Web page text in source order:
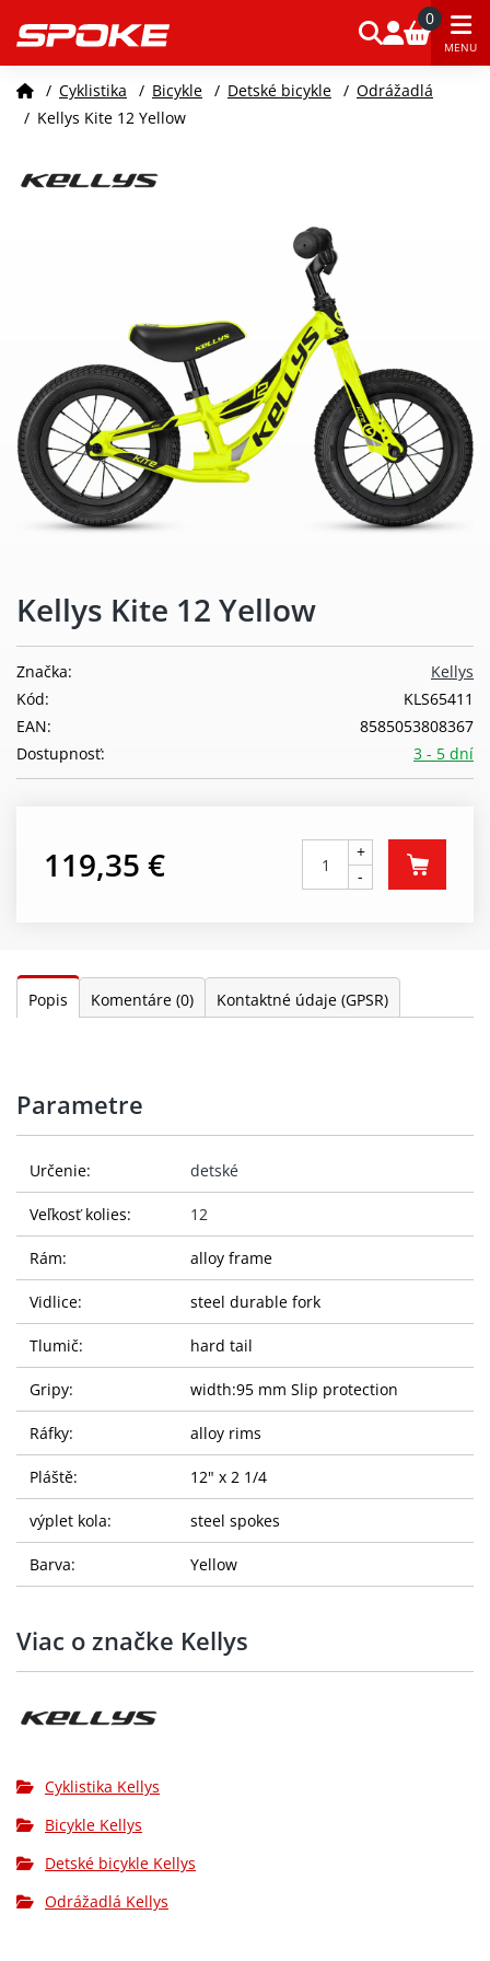
0
MENU
/ Cyklistika / Bicykle / Detské bicykle / Odrážadlá
/ Kellys Kite 12 Yellow
Kellys Kite 12 Yellow
Kellys
Značka:
KLS65411
Kód:
8585053808367
EAN:
3 - 5 dní
Dostupnosť:
119,35 €
+
-
Popis Komentáre (0) Kontaktné údaje (GPSR)
Parametre
Určenie: detské
Veľkosť kolies: 12
Rám: alloy frame
Vidlice: steel durable fork
Tlumič: hard tail
Gripy: width:95 mm Slip protection
Ráfky: alloy rims
Pláště: 12" x 2 1/4
výplet kola: steel spokes
Barva: Yellow
Viac o značke Kellys
Cyklistika Kellys
Bicykle Kellys
Detské bicykle Kellys
Odrážadlá Kellys